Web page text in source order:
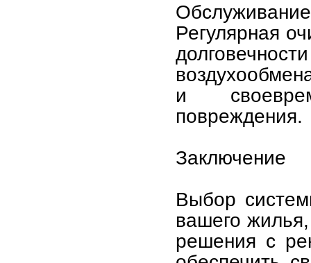
Регулярная
и
повреждения.
Заключение
Выбор
вашего
решения с